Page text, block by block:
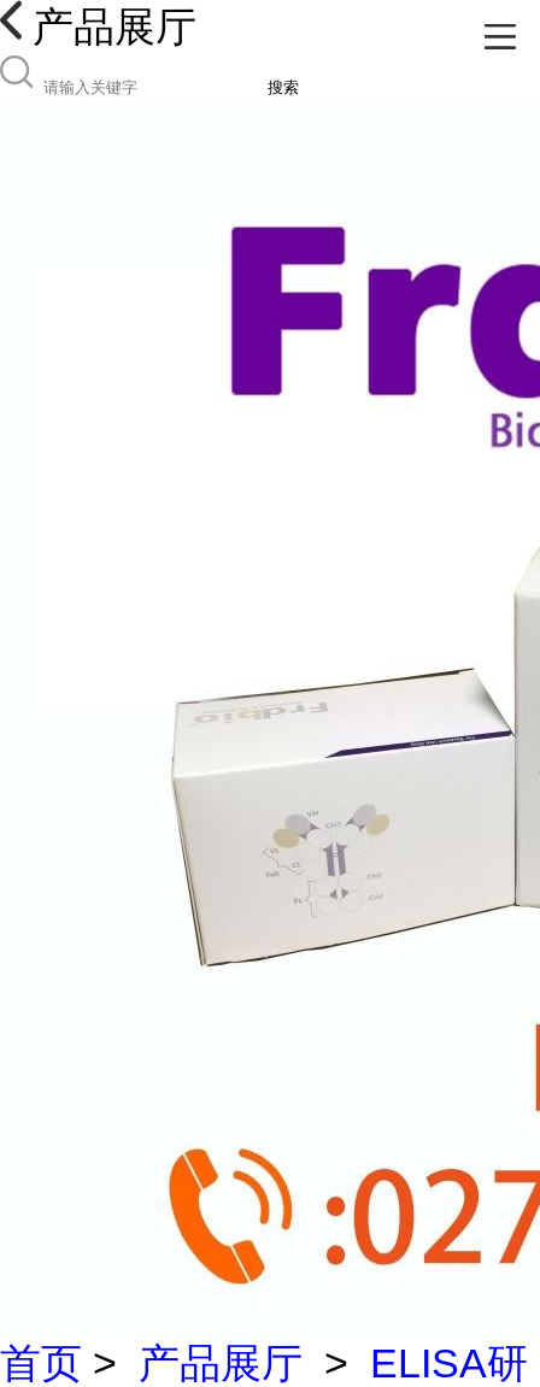
产品展厅
搜索
首页 > 产品展厅 > ELISA研